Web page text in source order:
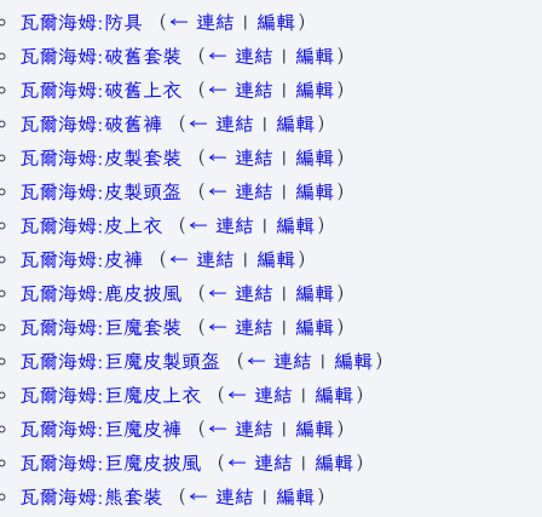
瓦爾海姆:防具
（ ← 連結 | 編輯）
瓦爾海姆:破舊套裝
（ ← 連結 | 編輯）
瓦爾海姆:破舊上衣
（ ← 連結 | 編輯）
瓦爾海姆:破舊褲
（ ← 連結 | 編輯）
瓦爾海姆:皮製套裝
（ ← 連結 | 編輯）
瓦爾海姆:皮製頭盔
（ ← 連結 | 編輯）
瓦爾海姆:皮上衣
（ ← 連結 | 編輯）
瓦爾海姆:皮褲
（ ← 連結 | 編輯）
瓦爾海姆:鹿皮披風
（ ← 連結 | 編輯）
瓦爾海姆:巨魔套裝
（ ← 連結 | 編輯）
瓦爾海姆:巨魔皮製頭盔
（ ← 連結 | 編輯）
瓦爾海姆:巨魔皮上衣
（ ← 連結 | 編輯）
瓦爾海姆:巨魔皮褲
（ ← 連結 | 編輯）
瓦爾海姆:巨魔皮披風
（ ← 連結 | 編輯）
瓦爾海姆:熊套裝
（ ← 連結 | 編輯）